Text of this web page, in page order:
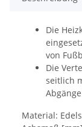
Die
von
Die
seitlich
Material: